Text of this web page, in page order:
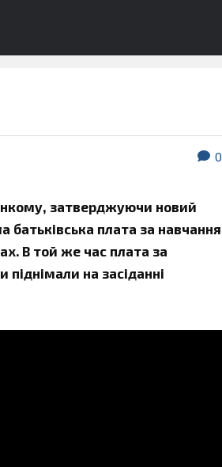
0
затверджуючи новий
батьківська плата за навчання
В той же час плата за
на засіданні